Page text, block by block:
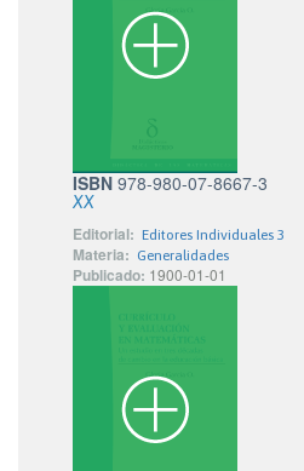
ISBN 978-980-07-8667-3
XX
Editorial: Editores Individuales 3
Materia: Generalidades
Publicado: 1900-01-01